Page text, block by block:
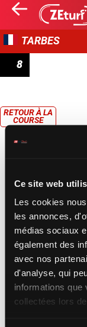
Ce site web
Les cookies
les annonces,
médias sociaux
également des
avec nos
d'analyse, qui
informations que
collectées lors
TARBES
8
RETOUR À LA
COURSE